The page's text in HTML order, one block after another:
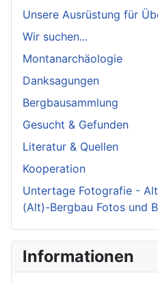
Unsere Ausrüstung für
Wir suchen...
Montanarchäologie
Danksagungen
Bergbausammlung
Gesucht & Gefunden
Literatur & Quellen
Kooperation
Untertage Fotografie -
(Alt)-Bergbau Fotos und
Informationen